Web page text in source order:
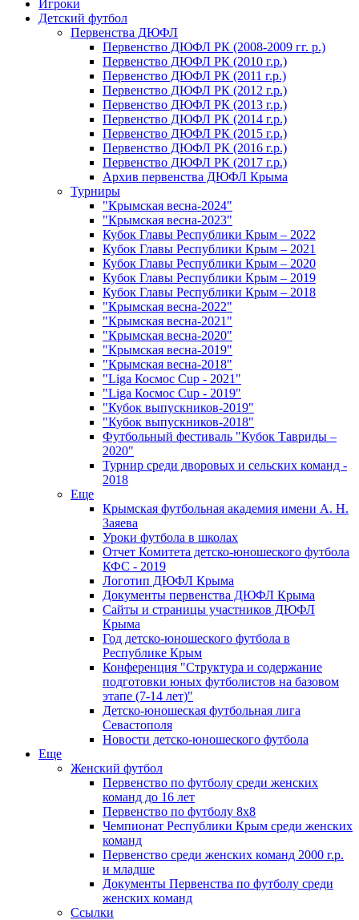
Игроки
Детский футбол
Первенства ДЮФЛ
Первенство ДЮФЛ РК (2008-2009 гг. р.)
Первенство ДЮФЛ РК (2010 г.р.)
Первенство ДЮФЛ РК (2011 г.р.)
Первенство ДЮФЛ РК (2012 г.р.)
Первенство ДЮФЛ РК (2013 г.р.)
Первенство ДЮФЛ РК (2014 г.р.)
Первенство ДЮФЛ РК (2015 г.р.)
Первенство ДЮФЛ РК (2016 г.р.)
Первенство ДЮФЛ РК (2017 г.р.)
Архив первенства ДЮФЛ Крыма
Турниры
"Крымская весна-2024"
"Крымская весна-2023"
Кубок Главы Республики Крым – 2022
Кубок Главы Республики Крым – 2021
Кубок Главы Республики Крым – 2020
Кубок Главы Республики Крым – 2019
Кубок Главы Республики Крым – 2018
"Крымская весна-2022"
"Крымская весна-2021"
"Крымская весна-2020"
"Крымская весна-2019"
"Крымская весна-2018"
"Liga Космос Cup - 2021"
"Liga Космос Cup - 2019"
"Кубок выпускников-2019"
"Кубок выпускников-2018"
Футбольный фестиваль "Кубок Тавриды –
2020"
Турнир среди дворовых и сельских команд -
2018
Еще
Крымская футбольная академия имени А. Н.
Заяева
Уроки футбола в школах
Отчет Комитета детско-юношеского футбола
КФС - 2019
Логотип ДЮФЛ Крыма
Документы первенства ДЮФЛ Крыма
Сайты и страницы участников ДЮФЛ
Крыма
Год детско-юношеского футбола в
Республике Крым
Конференция "Структура и содержание
подготовки юных футболистов на базовом
этапе (7-14 лет)"
Детско-юношеская футбольная лига
Севастополя
Новости детско-юношеского футбола
Еще
Женский футбол
Первенство по футболу среди женских
команд до 16 лет
Первенство по футболу 8х8
Чемпионат Республики Крым среди женских
команд
Первенство среди женских команд 2000 г.р.
и младше
Документы Первенства по футболу среди
женских команд
Ссылки